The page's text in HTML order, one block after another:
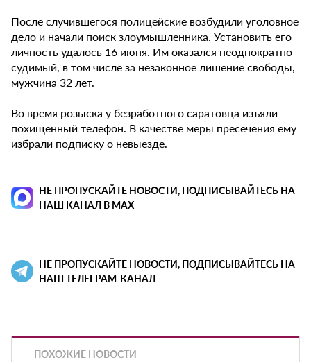
После случившегося полицейские возбудили уголовное
дело и начали поиск злоумышленника. Установить его
личность удалось 16 июня. Им оказался неоднократно
судимый, в том числе за незаконное лишение свободы,
мужчина 32 лет.
Во время розыска у безработного саратовца изъяли
похищенный телефон. В качестве меры пресечения ему
избрали подписку о невыезде.
НЕ ПРОПУСКАЙТЕ НОВОСТИ, ПОДПИСЫВАЙТЕСЬ НА
НАШ КАНАЛ В MAX
НЕ ПРОПУСКАЙТЕ НОВОСТИ, ПОДПИСЫВАЙТЕСЬ НА
НАШ ТЕЛЕГРАМ-КАНАЛ
ПОХОЖИЕ НОВОСТИ